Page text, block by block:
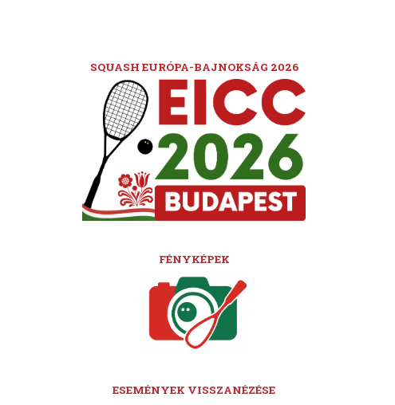
SQUASH EURÓPA-BAJNOKSÁG 2026
FÉNYKÉPEK
ESEMÉNYEK VISSZANÉZÉSE